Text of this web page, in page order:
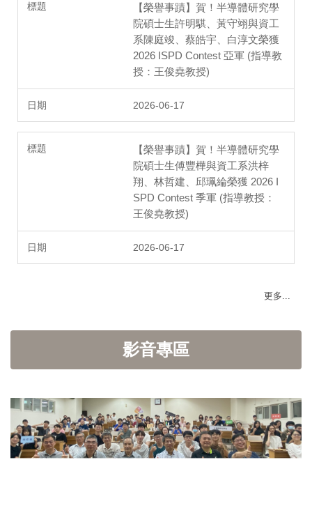
【榮譽事蹟】賀！半導體研究學
院碩士生許明騏、黃守翊與資工
系陳庭竣、蔡皓宇、白淳文榮獲
2026 ISPD Contest 亞軍 (指導教
授：王俊堯教授)
2026-06-17
【榮譽事蹟】賀！半導體研究學
院碩士生傅豐樺與資工系洪梓
翔、林哲建、邱珮綸榮獲 2026 I
SPD Contest 季軍 (指導教授：
王俊堯教授)
2026-06-17
更多...
影音專區